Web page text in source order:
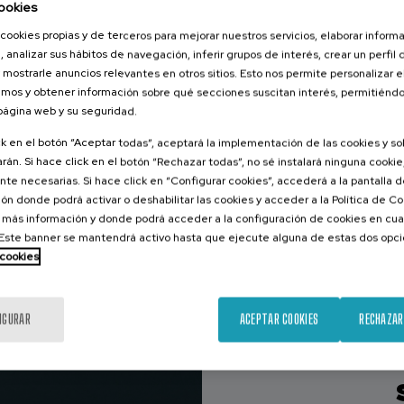
...
DESDE 25 €
Últimas
Gratuito
Fecha
propias y de terceros para mejorar nuestros servicios, elaborar
analizar sus hábitos de navegación, inferir grupos de interés, crear un perfil
anuncios relevantes en otros sitios. Esto nos permite personalizar
y obtener información sobre qué secciones suscitan interés,
web y su seguridad.
en el botón “Aceptar todas”, aceptará la implementación de las cookies y
Si hace click en el botón “Rechazar todas”, no sé instalará ninguna
necesarias. Si hace click en “Configurar cookies”, accederá a la pantalla
donde podrá activar o deshabilitar las cookies y acceder a la Política de
información y donde podrá acceder a la configuración de cookies en
banner se mantendrá activo hasta que ejecute alguna de estas dos
ACEPTAR COOKIES